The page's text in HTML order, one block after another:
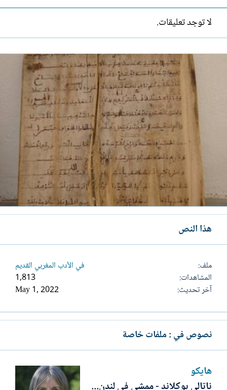
لا توجد تعليقات.
هذا النص
ملف
في الأدب المغربي القديم
المشاهدات
1,813
آخر تحديث
May 1, 2022
نصوص في : ملفات خاصة
هايكو